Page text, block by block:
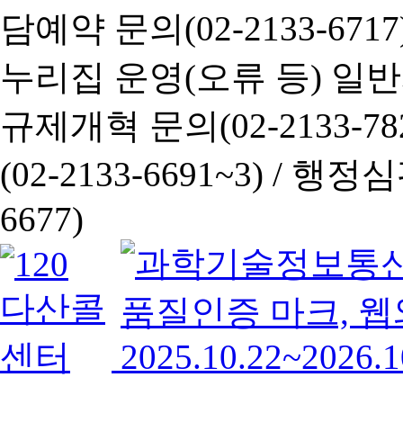
담예약 문의(02-2133-
누리집 운영(오류 등) 일
규제개혁 문의(02-2133-
(02-2133-6691~3) / 행정심
6677)